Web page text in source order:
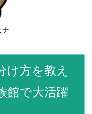
ナ
け方を教え
館で大活躍